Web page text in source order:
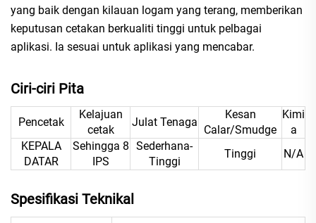
yang baik dengan kilauan logam yang terang, memberikan
keputusan cetakan berkualiti tinggi untuk pelbagai
aplikasi. Ia sesuai untuk aplikasi yang mencabar.
Ciri-ciri Pita
Pencetak
Kelajuan
cetak
Julat Tenaga
Kesan
Calar/Smudge
Kimi
a
KEPALA
DATAR
Sehingga 8
IPS
Sederhana-
Tinggi
Tinggi N/A
Spesifikasi Teknikal